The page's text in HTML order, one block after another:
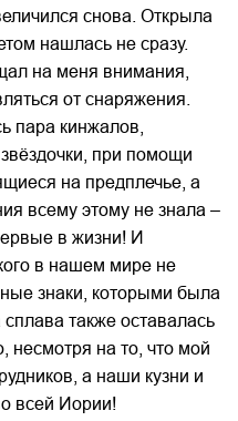
снова. Открыла
нашлась не сразу.
на меня внимания,
от снаряжения.
пара кинжалов,
при помощи
на предплечье, а
всему этому не знала –
в жизни! И
в нашем мире не
знаки, которыми была
также оставалась
несмотря на то, что мой
а наши кузни и
всей Иории!